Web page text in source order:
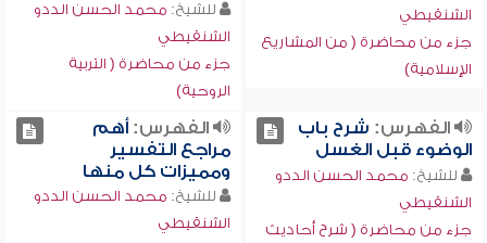
الشنقيطي
جزء من محاضرة ( من المشاريع
الإسلامية)
للشيخ: محمد الحسن الددو
الشنقيطي
جزء من محاضرة ( التربية
الروحية)
الفهرس: شرح باب
الوضوء قبل الغسل
للشيخ: محمد الحسن الددو
الشنقيطي
جزء من محاضرة ( شرح أحاديث
الفهرس:أهم
مراجع التفسير
ومميزات كل منها
للشيخ: محمد الحسن الددو
الشنقيطي